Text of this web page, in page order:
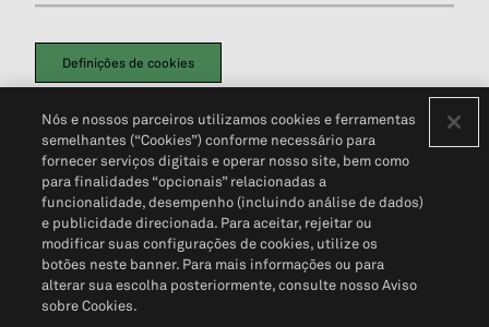
Definições de cookies
Política de PrivacidadePortal de privacidade do cliente (em inglês)
Não Venda Minhas Informações Pessoais© 2026 S&P Global
Nós e nossos parceiros utilizamos cookies e ferramentas
semelhantes (“Cookies”) conforme necessário para
fornecer serviços digitais e operar nosso site, bem como
para finalidades “opcionais” relacionadas a
funcionalidade, desempenho (incluindo análise de dados)
e publicidade direcionada. Para aceitar, rejeitar ou
modificar suas configurações de cookies, utilize os
botões neste banner. Para mais informações ou para
alterar sua escolha posteriormente, consulte nosso Aviso
sobre Cookies.